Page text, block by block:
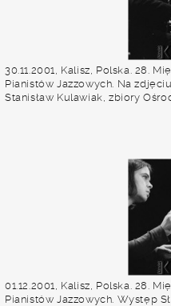
30.11.2001, Kalisz, Polska. 28.
Pianistów Jazzowych. Na
Stanisław Kulawiak, zbiory
01.12.2001, Kalisz, Polska. 28.
Pianistów Jazzowych. Występ